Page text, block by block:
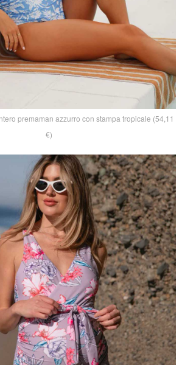
premaman azzurro con stampa tropicale (54,11
€)